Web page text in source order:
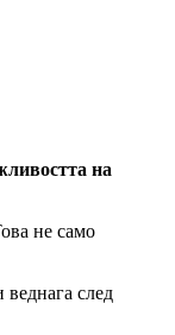
на
не само
веднага след